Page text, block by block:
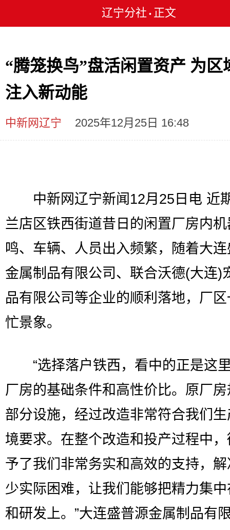
辽宁分社 • 正文
“腾笼换鸟”盘活闲置资产 为区
注入新动能
中新网辽宁 2025年12月25日 16:48
中新网辽宁新闻12月25日电 近
兰店区铁西街道昔日的闲置厂房内
鸣、车辆、人员出入频繁，随着大
金属制品有限公司、联合沃德(大连)
品有限公司等企业的顺利落地，厂
忙景象。
“选择落户铁西，看中的正是这
厂房的基础条件和高性价比。原厂
部分设施，经过改造非常符合我们
境要求。在整个改造和投产过程中
予了我们非常务实和高效的支持，
少实际困难，让我们能够把精力集
和研发上。”大连盛普源金属制品有